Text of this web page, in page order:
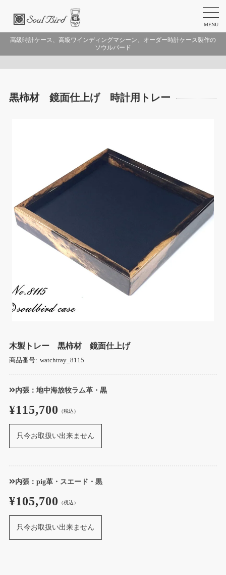
MENU
高級時計ケース、高級ワインディングマシーン、オーダー時計ケース製作の
ソウルバード
黒柿材 鏡面仕上げ 時計用トレー
木製トレー 黒柿材 鏡面仕上げ
商品番号: watchtray_8115
内張：地中海放牧ラム革・黒
¥115,700 （税込）
只今お取扱い出来ません
内張：pig革・スエード・黒
¥105,700 （税込）
只今お取扱い出来ません